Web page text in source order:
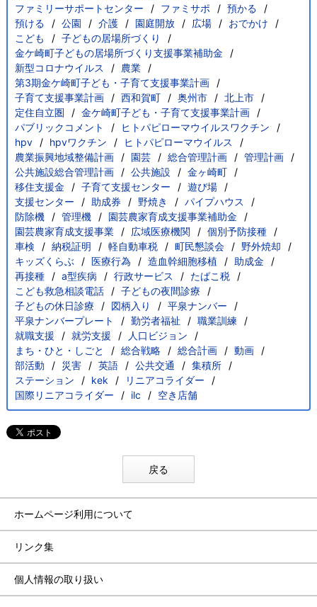
ファミリーサポートセンター
ファミサポ
預かる
預ける
公園 介護 園庭開放 広場
おでかけ
こども
子どもの居場所づくり
金ケ崎町子どもの居場所づくり支援事業補助金
新型コロナウイルス
農業
第3期金ケ崎町子ども・子育て支援事業計画
子育て支援事業計画
西和賀町 奥州市
北上市
定住自立圏
金ケ崎町子ども・子育て支援事業計画
パブリックコメント
ヒトパピローマウイルスワクチン
hpv
hpvワクチン
ヒトパピローマウイルス
農業振興地域整備計画
園芸 総合管理計画
管理計画
公共施設総合管理計画
公共施設
金ヶ崎町
移住支援金
子育て支援センター
遊び場
支援センター
助成券 野焼き
パイプハウス
防除機
管理機
園芸農家育成支援事業補助金
園芸農家育成支援事業
広域医療機関
個別予防接種
車検
納税証明 軽自動車税 町民懇談会
野外焼却
キッズくらぶ
医療行為 造血幹細胞移植
助成金
再接種
a型疾病 行政サービス
たばこ税
こども救急相談電話
子どもの夜間診療
子どもの休日診療
図柄入り
平泉ナンバー
平泉ナンバープレート
勤労者福祉
職業訓練
就職支援
就労支援
人口ビジョン
まち・ひと・しごと
総合戦略 総合計画
動画
部活動
災害 英語 公共交通
集積所
ステーション
kek
リニアコライダー
国際リニアコライダー
ilc 空き店舗
戻る
ホームページ利用について
リンク集
個人情報の取り扱い